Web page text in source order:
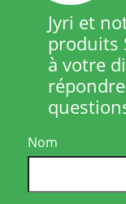
Jyri et
produits
à votre
Nom